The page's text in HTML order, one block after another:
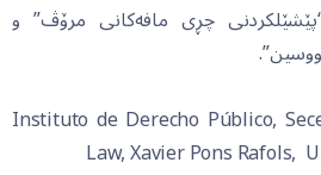
“پێشێلکردنی چڕی مافەکانی مرۆڤ” و
Instituto de Derecho Público,
Law, Xavier Pons Rafols,